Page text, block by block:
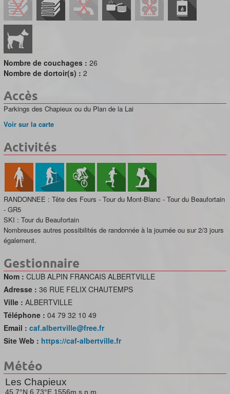
Nombre de couchages : 26
Nombre de dortoir(s) : 2
Accès
Parkings des Chapieux ou du Plan de la Lai
Voir sur la carte
Activités
RANDONNEE : Tête des Fours - Tour du Mont-Blanc - Tour du Beaufortain
- GR5
SKI : Tour du Beaufortain
Nombreuses autres possibilités de randonnée à la journée ou sur 2/3 jours
également.
Gestionnaire
Nom : CLUB ALPIN FRANCAIS ALBERTVILLE
Adresse : 36 RUE FELIX CHAUTEMPS
Ville : ALBERTVILLE
Téléphone : 04 79 32 10 49
Email : caf.albertville@free.fr
Site Web : https://caf-albertville.fr
Météo